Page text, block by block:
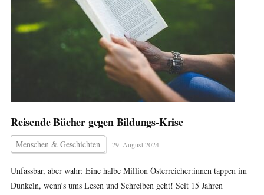
Reisende Bücher gegen Bildungs-Krise
Menschen & Geschichten 29. August 2024
Unfassbar, aber wahr: Eine halbe Million Österreicher:innen tappen im
Dunkeln, wenn’s ums Lesen und Schreiben geht! Seit 15 Jahren